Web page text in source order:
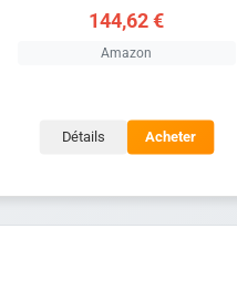
144,62 €
Amazon
Détails Acheter